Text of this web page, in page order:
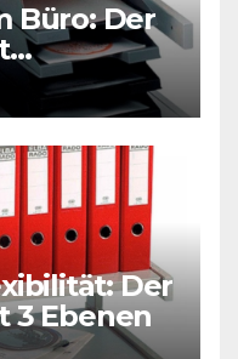
Büro: Der
Der
3 Ebenen